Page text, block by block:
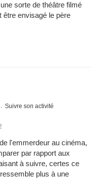
sorte de théâtre filmé
être envisagé le père
Suivre son activité
l'emmerdeur au cinéma,
par rapport aux
à suivre, certes ce
plus à une